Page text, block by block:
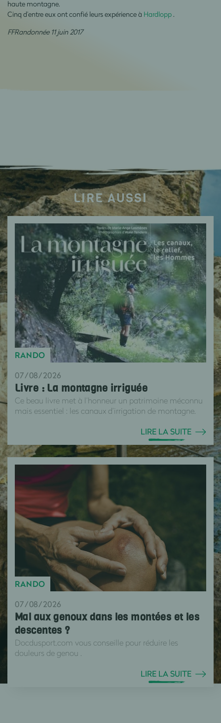
haute montagne.
Cinq d’entre eux ont confié leurs expérience à Hardlopp .
FFRandonnée 11 juin 2017
LIRE AUSSI
RANDO
07/08/2026
Livre : La montagne irriguée
Ce beau livre met à l’honneur un patrimoine méconnu
mais essentiel : les canaux d’irrigation de montagne.
LIRE LA SUITE
RANDO
07/08/2026
Mal aux genoux dans les montées et les
descentes ?
Docdusport.com vous conseille pour réduire les
douleurs de genou .
LIRE LA SUITE